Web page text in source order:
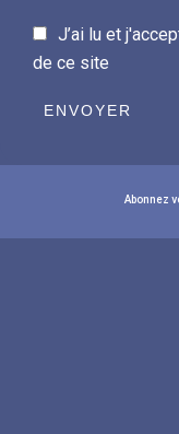
J’ai lu et
de ce site
ENVOYER
Abonnez